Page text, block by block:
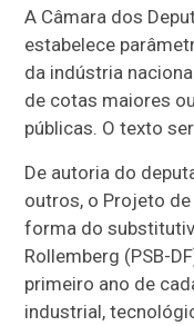
A Câmara dos
estabelece
da indústria
de cotas maiores
públicas. O texto
De autoria do
outros, o Projeto
forma do
Rollemberg (PSB-
primeiro ano de
industrial,